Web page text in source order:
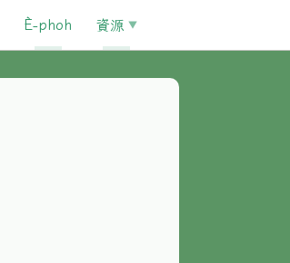
È-phoh 資源